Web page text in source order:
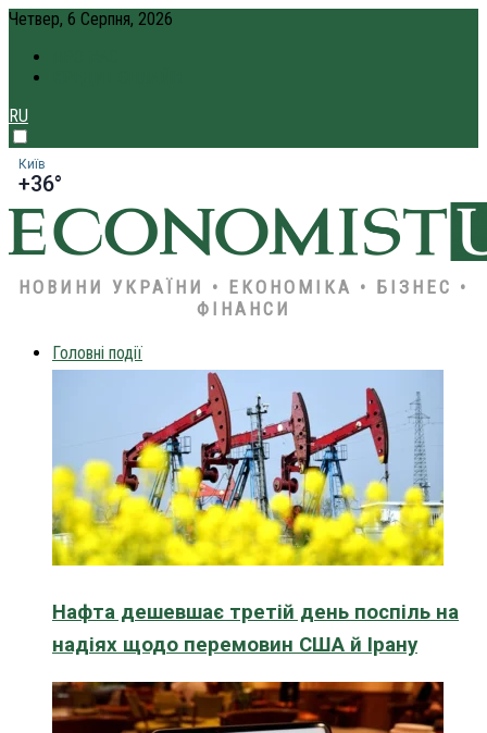
Четвер, 6 Серпня, 2026
RU
Київ
+36°
НОВИНИ УКРАЇНИ • ЕКОНОМІКА • БІЗНЕС •
ФІНАНСИ
Головні події
Нафта дешевшає третій день поспіль на
надіях щодо перемовин США й Ірану